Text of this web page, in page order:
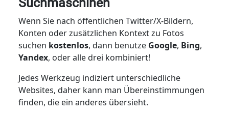
Wenn Sie nach öffentlichen Twitter/X-Bildern,
Konten oder zusätzlichen Kontext zu Fotos
suchen kostenlos, dann benutze Google, Bing,
Yandex, oder alle drei kombiniert!
Jedes Werkzeug indiziert unterschiedliche
Websites, daher kann man Übereinstimmungen
finden, die ein anderes übersieht.